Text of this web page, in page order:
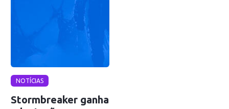
NOTÍCIAS
Stormbreaker ganha